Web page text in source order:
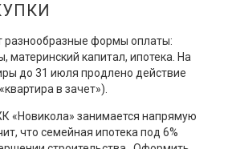
разнообразные формы оплаты:
материнский капитал, ипотека. На
до 31 июля продлено действие
в зачет»).
«Новикола» занимается напрямую
что семейная ипотека под 6%